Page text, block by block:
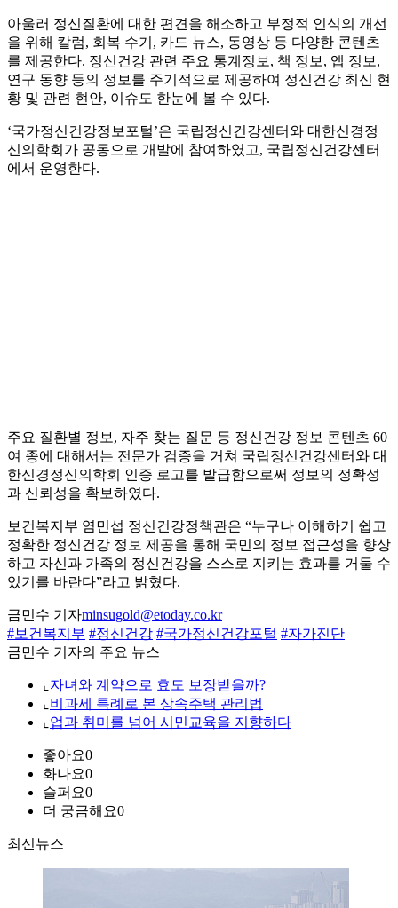
아울러 정신질환에 대한 편견을 해소하고 부정적 인식의 개선
을 위해 칼럼, 회복 수기, 카드 뉴스, 동영상 등 다양한 콘텐츠
를 제공한다. 정신건강 관련 주요 통계정보, 책 정보, 앱 정보,
연구 동향 등의 정보를 주기적으로 제공하여 정신건강 최신 현
황 및 관련 현안, 이슈도 한눈에 볼 수 있다.
‘국가정신건강정보포털’은 국립정신건강센터와 대한신경정
신의학회가 공동으로 개발에 참여하였고, 국립정신건강센터
에서 운영한다.
주요 질환별 정보, 자주 찾는 질문 등 정신건강 정보 콘텐츠 60
여 종에 대해서는 전문가 검증을 거쳐 국립정신건강센터와 대
한신경정신의학회 인증 로고를 발급함으로써 정보의 정확성
과 신뢰성을 확보하였다.
보건복지부 염민섭 정신건강정책관은 “누구나 이해하기 쉽고
정확한 정신건강 정보 제공을 통해 국민의 정보 접근성을 향상
하고 자신과 가족의 정신건강을 스스로 지키는 효과를 거둘 수
있기를 바란다”라고 밝혔다.
금민수 기자minsugold@etoday.co.kr
#보건복지부 #정신건강 #국가정신건강포털 #자가진단
금민수 기자의 주요 뉴스
⌞ 자녀와 계약으로 효도 보장받을까?
⌞ 비과세 특례로 본 상속주택 관리법
⌞ 업과 취미를 넘어 시민교육을 지향하다
좋아요0
화나요0
슬퍼요0
더 궁금해요0
최신뉴스